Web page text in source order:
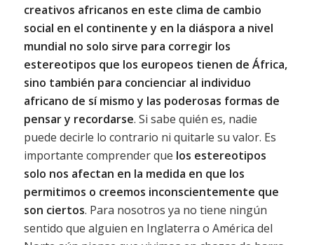
creativos africanos en este clima de cambio
social en el continente y en la diáspora a nivel
mundial no solo sirve para corregir los
estereotipos que los europeos tienen de África,
sino también para concienciar al individuo
africano de sí mismo y las poderosas formas de
pensar y recordarse. Si sabe quién es, nadie
puede decirle lo contrario ni quitarle su valor. Es
importante comprender que los estereotipos
solo nos afectan en la medida en que los
permitimos o creemos inconscientemente que
son ciertos. Para nosotros ya no tiene ningún
sentido que alguien en Inglaterra o América del